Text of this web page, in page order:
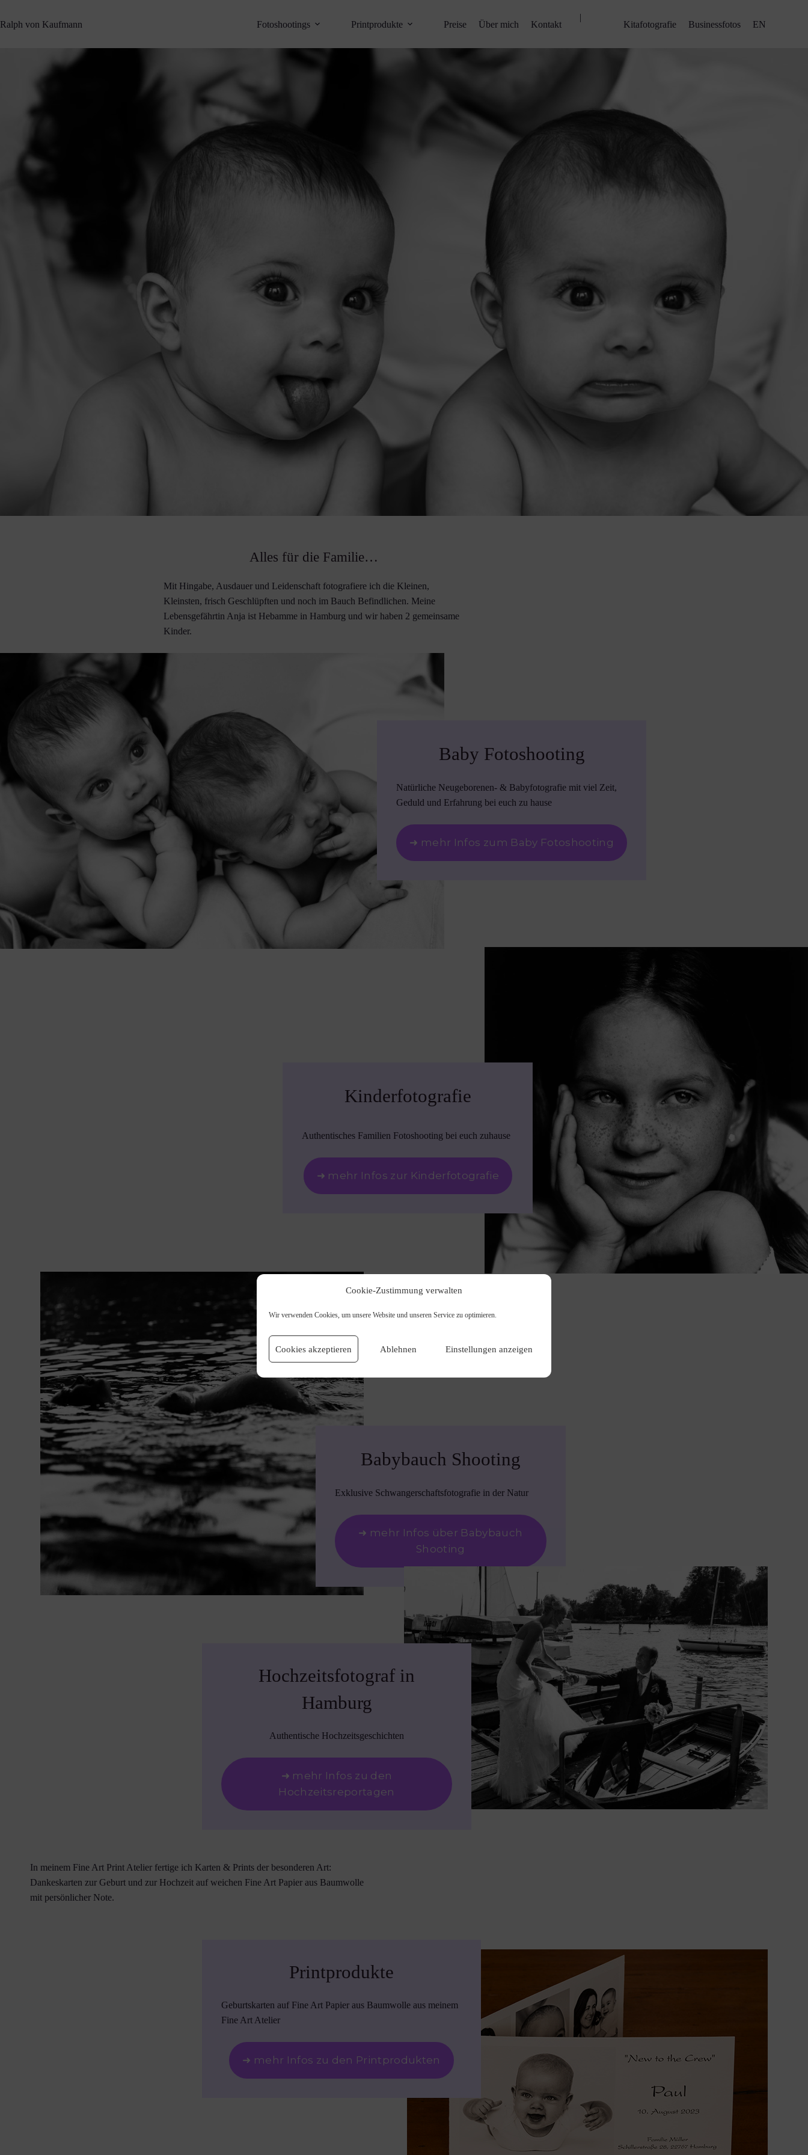
Cookie-Zustimmung verwalten
Wir verwenden Cookies, um unsere Website und unseren Service zu optimieren.
Cookies akzeptieren Ablehnen Einstellungen anzeigen
Inhalt
Ralph von Kaufmann Fotoshootings Printprodukte Preise Über mich Kontakt
|
Kitafotografie Businessfotos EN
Alles für die Familie…
Mit Hingabe, Ausdauer und Leidenschaft fotografiere ich die Kleinen,
Kleinsten, frisch Geschlüpften und noch im Bauch Befindlichen. Meine
Lebensgefährtin Anja ist Hebamme in Hamburg und wir haben 2 gemeinsame
Kinder.
Baby Fotoshooting
Natürliche Neugeborenen- & Babyfotografie mit viel Zeit,
Geduld und Erfahrung bei euch zu hause
➜ mehr Infos zum Baby Fotoshooting
Kinderfotografie
Authentisches Familien Fotoshooting bei euch zuhause
➜ mehr Infos zur Kinderfotografie
Babybauch Shooting
Exklusive Schwangerschaftsfotografie in der Natur
➜ mehr Infos über Babybauch
Shooting
Hochzeitsfotograf in
Hamburg
Authentische Hochzeitsgeschichten
➜ mehr Infos zu den
Hochzeitsreportagen
In meinem Fine Art Print Atelier fertige ich Karten & Prints der besonderen Art:
Dankeskarten zur Geburt und zur Hochzeit auf weichen Fine Art Papier aus Baumwolle
mit persönlicher Note.
Printprodukte
Geburtskarten auf Fine Art Papier aus Baumwolle aus meinem
Fine Art Atelier
➜ mehr Infos zu den Printprodukten